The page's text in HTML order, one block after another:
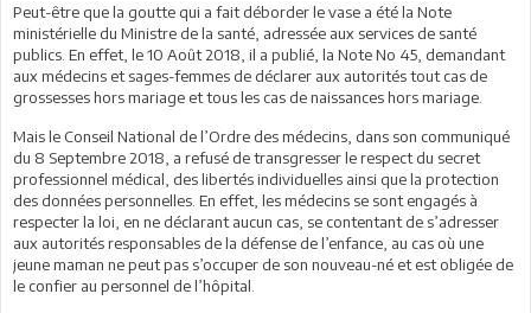
Peut-être que la goutte qui a fait déborder le vase a été la Note
ministérielle du Ministre de la santé, adressée aux services de santé
publics. En effet, le 10 Août 2018, il a publié, la Note No 45, demandant
aux médecins et sages-femmes de déclarer aux autorités tout cas de
grossesses hors mariage et tous les cas de naissances hors mariage.
Mais le Conseil National de l’Ordre des médecins, dans son communiqué
du 8 Septembre 2018, a refusé de transgresser le respect du secret
professionnel médical, des libertés individuelles ainsi que la protection
des données personnelles. En effet, les médecins se sont engagés à
respecter la loi, en ne déclarant aucun cas, se contentant de s’adresser
aux autorités responsables de la défense de l’enfance, au cas où une
jeune maman ne peut pas s’occuper de son nouveau-né et est obligée de
le confier au personnel de l’hôpital.